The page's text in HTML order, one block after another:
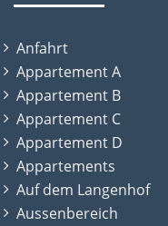
Anfahrt
Appartement A
Appartement B
Appartement C
Appartement D
Appartements
Auf dem Langenhof
Aussenbereich